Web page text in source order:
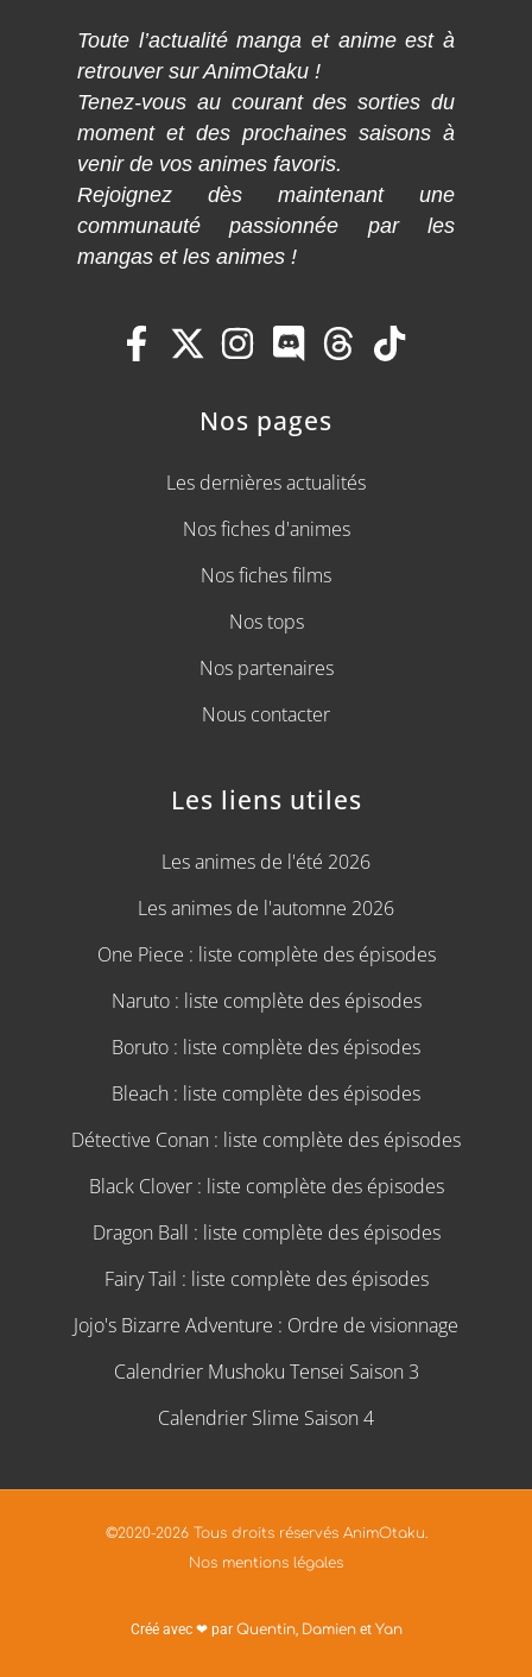
Toute l’actualité manga et anime est à
retrouver sur AnimOtaku !
Tenez-vous au courant des sorties du
moment et des prochaines saisons à
venir de vos animes favoris.
Rejoignez dès maintenant une
communauté passionnée par les
mangas et les animes !
Nos pages
Les dernières actualités
Nos fiches d'animes
Nos fiches films
Nos tops
Nos partenaires
Nous contacter
Les liens utiles
Les animes de l'été 2026
Les animes de l'automne 2026
One Piece : liste complète des épisodes
Naruto : liste complète des épisodes
Boruto : liste complète des épisodes
Bleach : liste complète des épisodes
Détective Conan : liste complète des épisodes
Black Clover : liste complète des épisodes
Dragon Ball : liste complète des épisodes
Fairy Tail : liste complète des épisodes
Jojo's Bizarre Adventure : Ordre de visionnage
Calendrier Mushoku Tensei Saison 3
Calendrier Slime Saison 4
©2020-2026 Tous droits réservés AnimOtaku.
Nos mentions légales
Créé avec ❤ par Quentin, Damienet Yan